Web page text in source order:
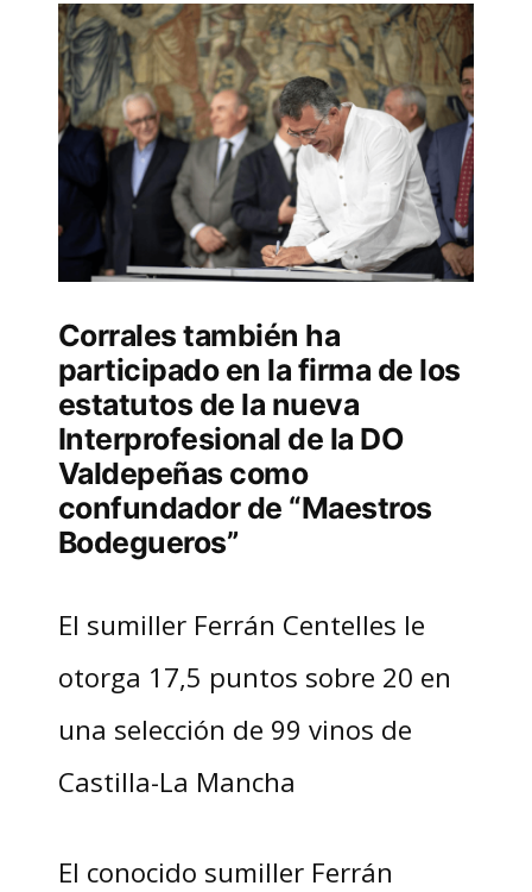
Corrales también ha
participado en la firma de los
estatutos de la nueva
Interprofesional de la DO
Valdepeñas como
confundador de “Maestros
Bodegueros”
El sumiller Ferrán Centelles le
otorga 17,5 puntos sobre 20 en
una selección de 99 vinos de
Castilla-La Mancha
El conocido sumiller Ferrán